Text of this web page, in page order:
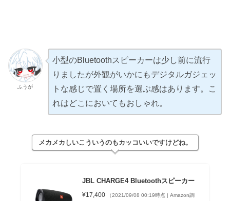
ふうが
小型のBluetoothスピーカーは少し前に流行
りましたが外観がいかにもデジタルガジェッ
トな感じで置く場所を選ぶ感はあります。こ
れはどこにおいてもおしゃれ。
メカメカしいこういうのもカッコいいですけどね。
JBL CHARGE4 Bluetoothスピーカー
¥17,400
（2021/09/08 00:19時点 | Amazon調